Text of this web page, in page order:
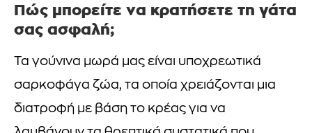
Πώς μπορείτε να κρατήσετε τη γάτα
σας ασφαλή;
Τα γούνινα μωρά μας είναι υποχρεωτικά
σαρκοφάγα ζώα, τα οποία χρειάζονται μια
διατροφή με βάση το κρέας για να